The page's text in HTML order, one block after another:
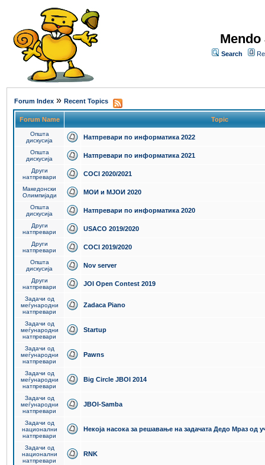
Search
Forum Index » Recent Topics
Forum Name Topic
Општа
дискусија
Натпревари по информатика 2022
Општа
дискусија
Натпревари по информатика 2021
Други
натпревари
COCI 2020/2021
Македонски
Олимпијади
МОИ и МЈОИ 2020
Општа
дискусија
Натпревари по информатика 2020
Други
натпревари
USACO 2019/2020
Други
натпревари
COCI 2019/2020
Општа
дискусија
Nov server
Други
натпревари
JOI Open Contest 2019
Задачи од
меѓународни
натпревари
Zadaca Piano
Задачи од
меѓународни
натпревари
Startup
Задачи од
меѓународни
натпревари
Pawns
Задачи од
меѓународни
натпревари
Big Circle JBOI 2014
Задачи од
меѓународни
натпревари
JBOI-Samba
Задачи од
национални
натпревари
Некоја насока за решавање на задачата Дедо Мраз од
Задачи од
национални
натпревари
RNK